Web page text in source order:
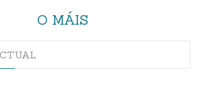
O MÁIS